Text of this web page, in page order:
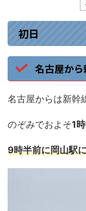
初日
名古屋から
名古屋からは新幹
のぞみでおよそ1
9時半前に岡山駅